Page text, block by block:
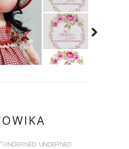
UNDEFINED UNDEFINED